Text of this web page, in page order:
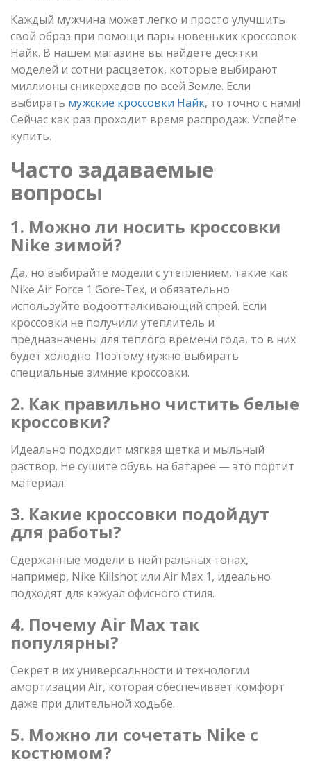
Каждый мужчина может легко и просто улучшить
свой образ при помощи пары новеньких кроссовок
Найк. В нашем магазине вы найдете десятки
моделей и сотни расцветок, которые выбирают
миллионы сникерхедов по всей Земле. Если
выбирать мужские кроссовки Найк, то точно с нами!
Сейчас как раз проходит время распродаж. Успейте
купить.
Часто задаваемые
вопросы
1. Можно ли носить кроссовки
Nike зимой?
Да, но выбирайте модели с утеплением, такие как
Nike Air Force 1 Gore-Tex, и обязательно
используйте водоотталкивающий спрей. Если
кроссовки не получили утеплитель и
предназначены для теплого времени года, то в них
будет холодно. Поэтому нужно выбирать
специальные зимние кроссовки.
2. Как правильно чистить белые
кроссовки?
Идеально подходит мягкая щетка и мыльный
раствор. Не сушите обувь на батарее — это портит
материал.
3. Какие кроссовки подойдут
для работы?
Сдержанные модели в нейтральных тонах,
например, Nike Killshot или Air Max 1, идеально
подходят для кэжуал офисного стиля.
4. Почему Air Max так
популярны?
Секрет в их универсальности и технологии
амортизации Air, которая обеспечивает комфорт
даже при длительной ходьбе.
5. Можно ли сочетать Nike с
костюмом?